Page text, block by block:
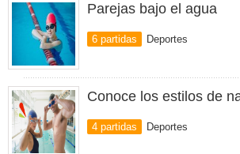
Parejas bajo el agua
6 partidas Deportes
Conoce los estilos de
4 partidas Deportes